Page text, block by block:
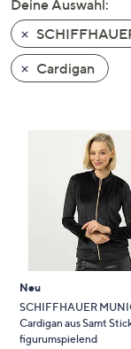
unten
oder
wischen
Sie
diese
anzuzeigen.
Deine Auswahl:
Cardigan
Neu
SCHIFFHAUER
Cardigan aus Samt
figurumspielend